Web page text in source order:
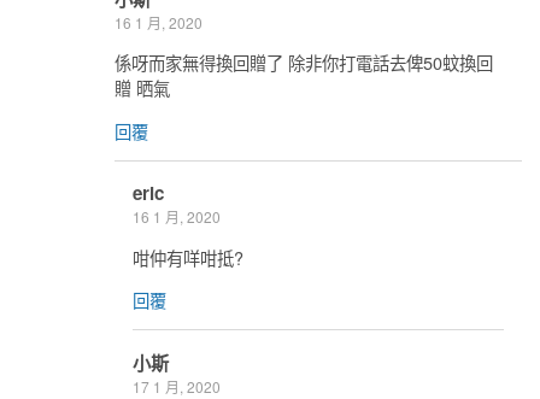
16 1 月, 2020
係呀而家無得換回贈了 除非你打電話去俾50蚊換回
贈 晒氣
回覆
eric
16 1 月, 2020
咁仲有咩咁抵?
回覆
小斯
17 1 月, 2020